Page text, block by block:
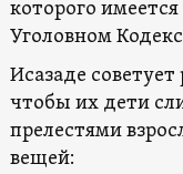
которого
Уголовном
Исазаде
чтобы их дети
прелестями
вещей: